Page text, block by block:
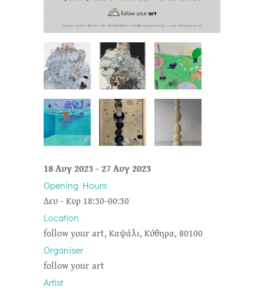
18 Αυγ 2023-27 Αυγ 2023
Opening Hours
Δευ - Κυρ 18:30-00:30
Location
follow your art, Καψάλι, Κύθηρα, 80100
Organiser
follow your art
Artist